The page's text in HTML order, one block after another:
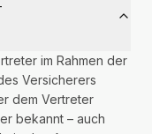
im Rahmen der
Versicherers
dem Vertreter
bekannt – auch